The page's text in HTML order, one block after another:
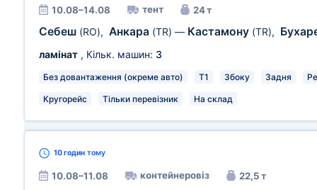
10.08–14.08 тент 24 т
Себеш (RO), Анкара (TR) — Кастамону (TR),
ламінат , Кільк. машин: 3
Без довантаження (окреме авто) T1 Збоку Задня
Кругорейс Тільки перевізник На склад
10 годин тому
10.08–11.08 контейнеровіз 22,5 т